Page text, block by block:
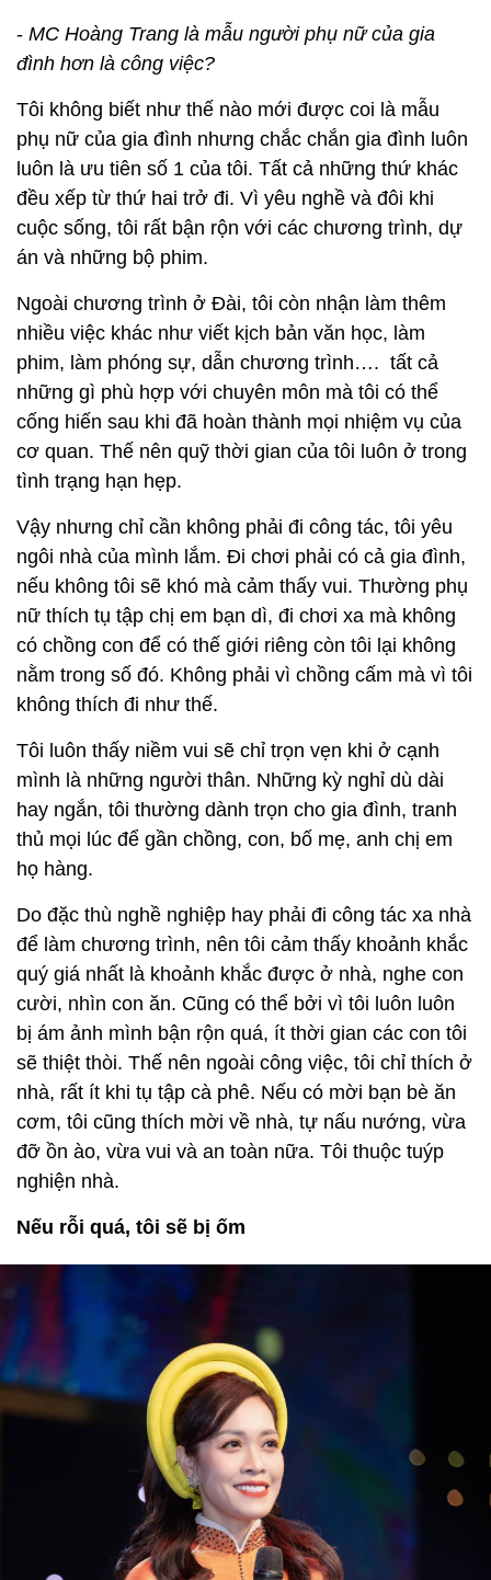
- MC Hoàng Trang là mẫu người phụ nữ của gia
đình hơn là công việc?
Tôi không biết như thế nào mới được coi là mẫu
phụ nữ của gia đình nhưng chắc chắn gia đình luôn
luôn là ưu tiên số 1 của tôi. Tất cả những thứ khác
đều xếp từ thứ hai trở đi. Vì yêu nghề và đôi khi
cuộc sống, tôi rất bận rộn với các chương trình, dự
án và những bộ phim.
Ngoài chương trình ở Đài, tôi còn nhận làm thêm
nhiều việc khác như viết kịch bản văn học, làm
phim, làm phóng sự, dẫn chương trình…. tất cả
những gì phù hợp với chuyên môn mà tôi có thể
cống hiến sau khi đã hoàn thành mọi nhiệm vụ của
cơ quan. Thế nên quỹ thời gian của tôi luôn ở trong
tình trạng hạn hẹp.
Vậy nhưng chỉ cần không phải đi công tác, tôi yêu
ngôi nhà của mình lắm. Đi chơi phải có cả gia đình,
nếu không tôi sẽ khó mà cảm thấy vui. Thường phụ
nữ thích tụ tập chị em bạn dì, đi chơi xa mà không
có chồng con để có thế giới riêng còn tôi lại không
nằm trong số đó. Không phải vì chồng cấm mà vì tôi
không thích đi như thế.
Tôi luôn thấy niềm vui sẽ chỉ trọn vẹn khi ở cạnh
mình là những người thân. Những kỳ nghỉ dù dài
hay ngắn, tôi thường dành trọn cho gia đình, tranh
thủ mọi lúc để gần chồng, con, bố mẹ, anh chị em
họ hàng.
Do đặc thù nghề nghiệp hay phải đi công tác xa nhà
để làm chương trình, nên tôi cảm thấy khoảnh khắc
quý giá nhất là khoảnh khắc được ở nhà, nghe con
cười, nhìn con ăn. Cũng có thể bởi vì tôi luôn luôn
bị ám ảnh mình bận rộn quá, ít thời gian các con tôi
sẽ thiệt thòi. Thế nên ngoài công việc, tôi chỉ thích ở
nhà, rất ít khi tụ tập cà phê. Nếu có mời bạn bè ăn
cơm, tôi cũng thích mời về nhà, tự nấu nướng, vừa
đỡ ồn ào, vừa vui và an toàn nữa. Tôi thuộc tuýp
nghiện nhà.
Nếu rỗi quá, tôi sẽ bị ốm